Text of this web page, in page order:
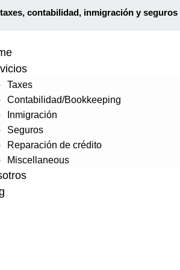
taxes, contabilidad, inmigración y
Taxes
Contabilidad/Bookkeeping
Inmigración
Seguros
Reparación de crédito
Miscellaneous